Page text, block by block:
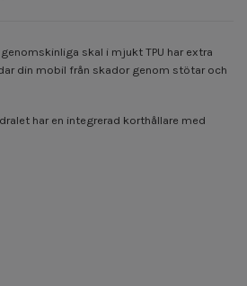
skal i mjukt TPU har extra
din mobil från skador genom stötar och
har en integrerad korthållare med